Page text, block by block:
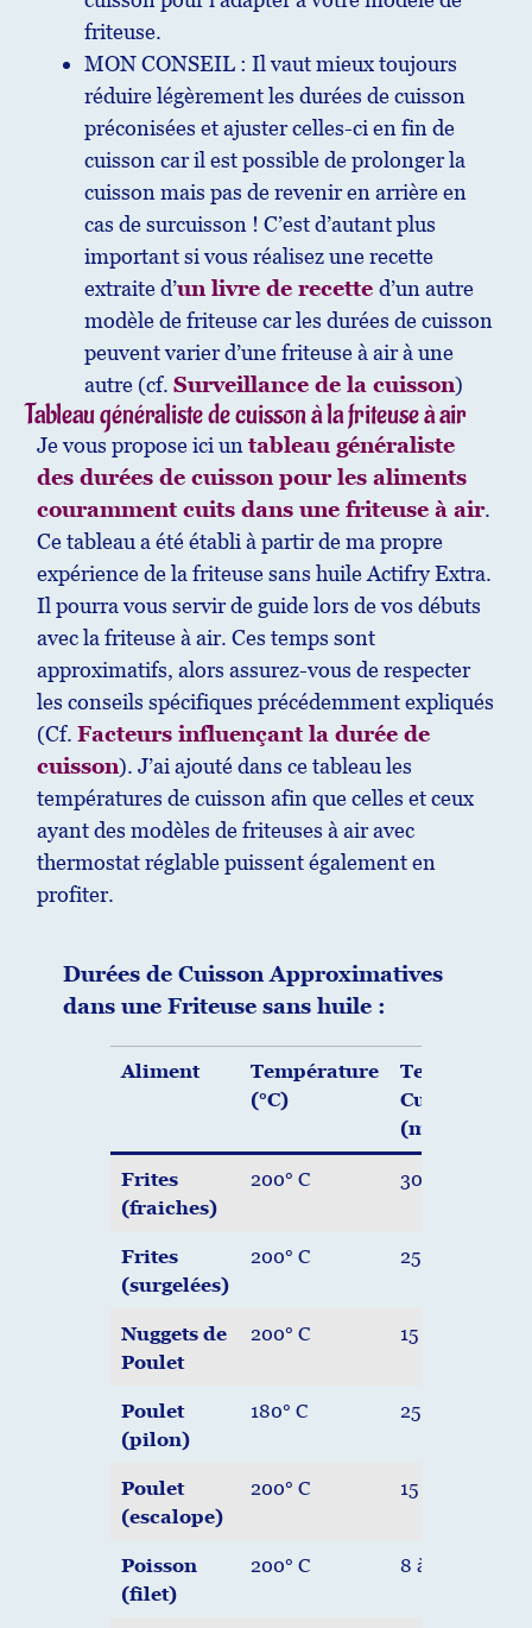
friteuse.
MON CONSEIL : Il vaut mieux toujours
réduire légèrement les durées de cuisson
préconisées et ajuster celles-ci en fin de
cuisson car il est possible de prolonger la
cuisson mais pas de revenir en arrière en
cas de surcuisson ! C’est d’autant plus
important si vous réalisez une recette
extraite d’un livre de recette d’un autre
modèle de friteuse car les durées de cuisson
peuvent varier d’une friteuse à air à une
autre (cf.Surveillance de la cuisson)
Tableau généraliste de cuisson à la friteuse à air
Je vous propose ici untableau généraliste
des durées de cuisson pour les aliments
couramment cuits dans une friteuse à air.
Ce tableau a été établi à partir de ma propre
expérience de la friteuse sans huile Actifry Extra.
Il pourra vous servir de guide lors de vos débuts
avec la friteuse à air. Ces temps sont
approximatifs, alors assurez-vous de respecter
les conseils spécifiques précédemment expliqués
(Cf.Facteurs influençant la durée de
cuisson). J’ai ajouté dans ce tableau les
températures de cuisson afin que celles et ceux
ayant des modèles de friteuses à air avec
thermostat réglable puissent également en
profiter.
Durées de Cuisson Approximatives
dans une Friteuse sans huile :
Aliment
Température
(°C)
Temps de
Cuisson
(minutes)
Frites
(fraiches)
200° C 30 à 40 mn
Frites
(surgelées)
200° C 25 à 35 mn
Nuggets de
Poulet
200° C 15 à 20 mn
Poulet
(pilon)
180° C 25 à 30 mn
Poulet
(escalope)
200° C 15 à 20 mn
Poisson
(filet)
200° C 8 à 12 mn